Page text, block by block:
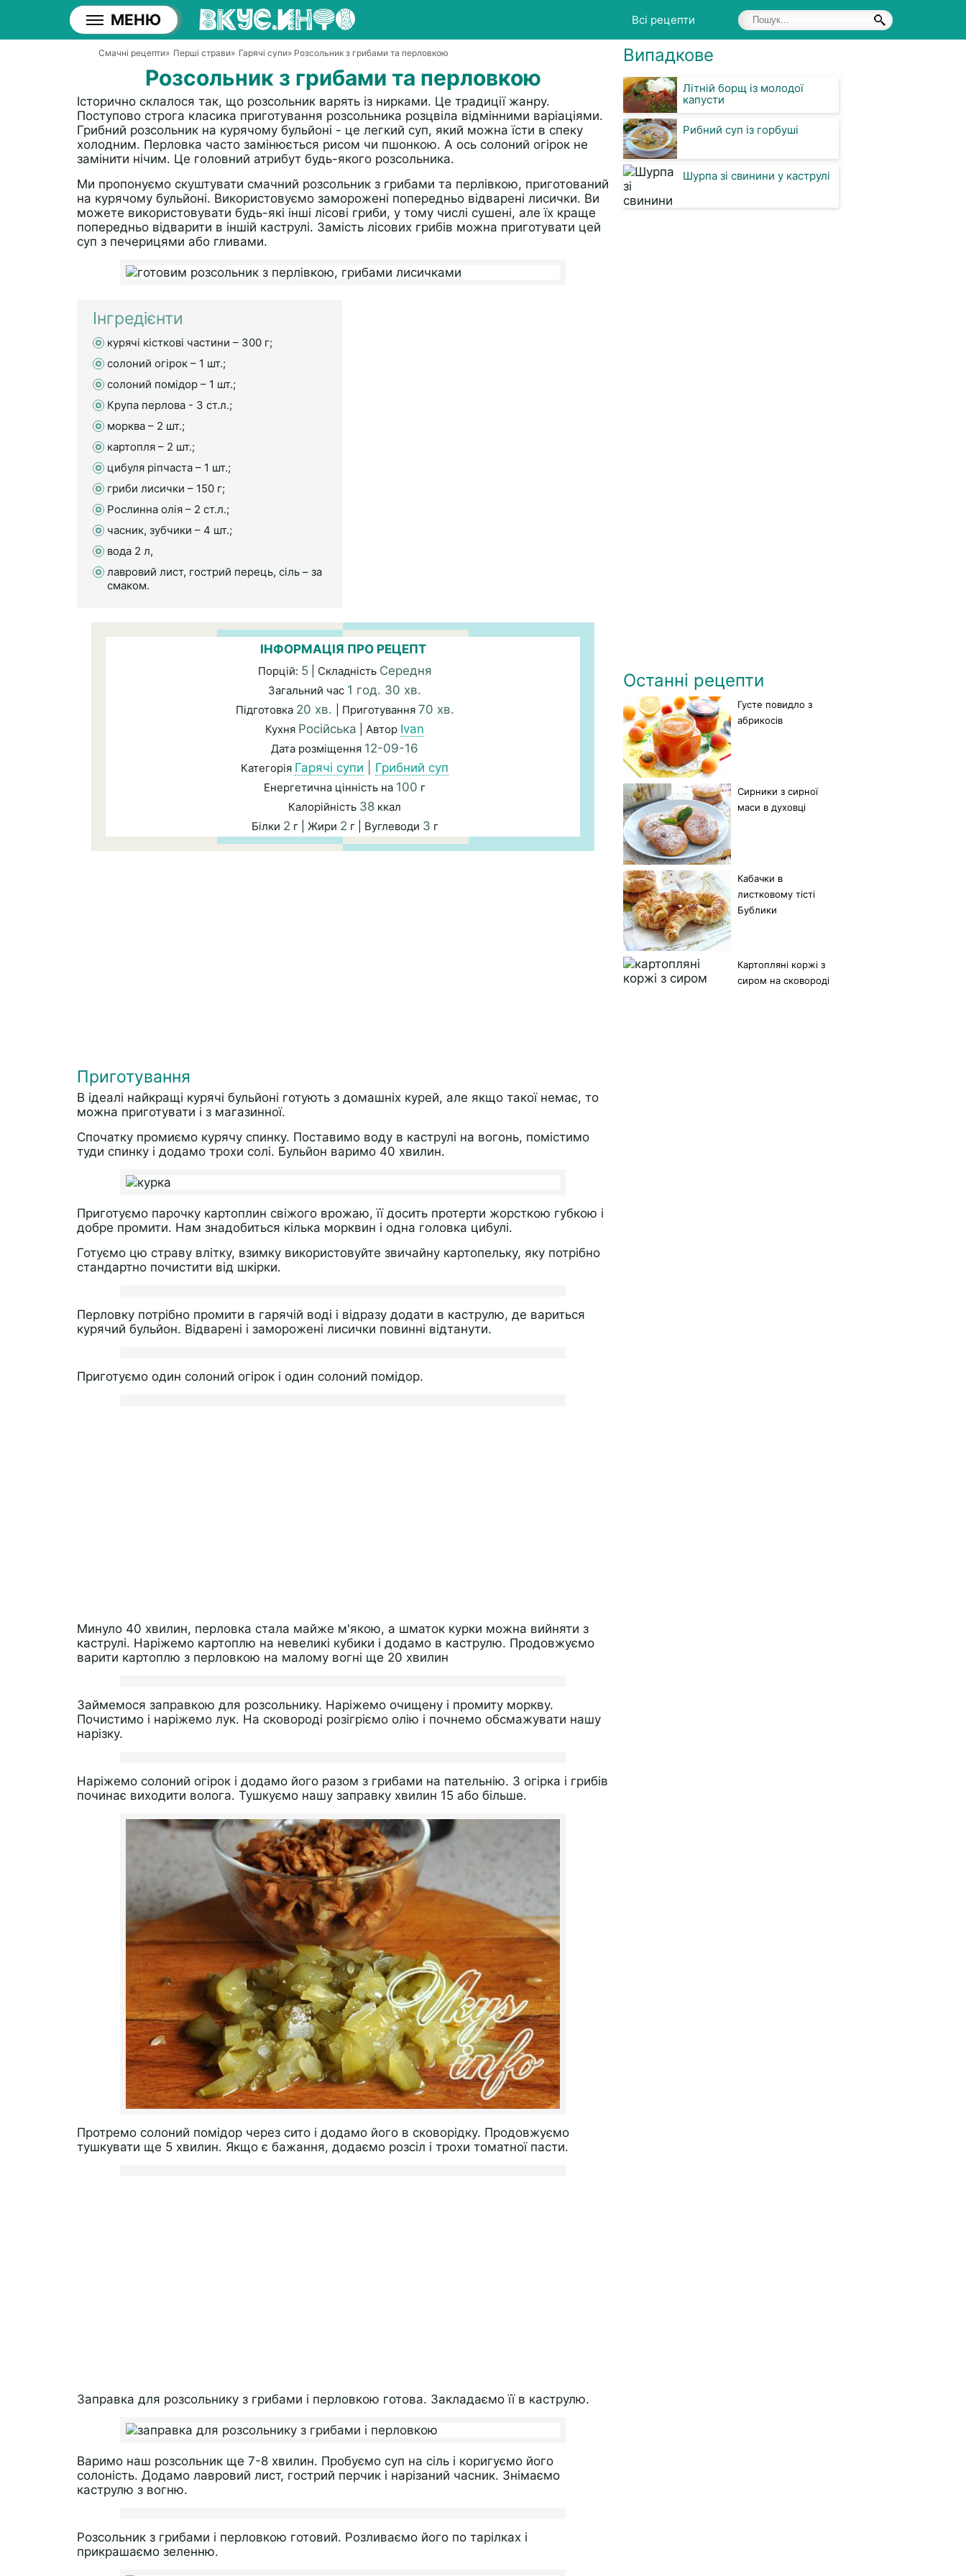
МЕНЮ Всі рецепти
Смачні рецепти» Перші страви» Гарячі супи» Розсольник з грибами та перловкою
Розсольник з грибами та перловкою
Історично склалося так, що розсольник варять із нирками. Це традиції жанру.
Поступово строга класика приготування розсольника розцвіла відмінними варіаціями.
Грибний розсольник на курячому бульйоні - це легкий суп, який можна їсти в спеку
холодним. Перловка часто замінюється рисом чи пшонкою. А ось солоний огірок не
замінити нічим. Це головний атрибут будь-якого розсольника.
Ми пропонуємо скуштувати смачний розсольник з грибами та перлівкою, приготований
на курячому бульйоні. Використовуємо заморожені попередньо відварені лисички. Ви
можете використовувати будь-які інші лісові гриби, у тому числі сушені, але їх краще
попередньо відварити в іншій каструлі. Замість лісових грибів можна приготувати цей
суп з печерицями або гливами.
Інгредієнти
курячі кісткові частини – 300 г;
солоний огірок – 1 шт.;
солоний помідор – 1 шт.;
Крупа перлова - 3 ст.л.;
морква – 2 шт.;
картопля – 2 шт.;
цибуля ріпчаста – 1 шт.;
гриби лисички – 150 г;
Рослинна олія – 2 ст.л.;
часник, зубчики – 4 шт.;
вода 2 л,
лавровий лист, гострий перець, сіль – за
смаком.
ІНФОРМАЦІЯ ПРО РЕЦЕПТ
Порцій: 5| Складність Середня
Загальний час 1 год. 30 хв.
Підготовка 20 хв. | Приготування 70 хв.
Кухня Російська | Автор Ivan
Дата розміщення 12-09-16
Категорія Гарячі супи Грибний суп
Енергетична цінність на 100 г
Калорійність 38 ккал
Білки 2 г | Жири 2 г | Вуглеводи 3 г
Приготування
В ідеалі найкращі курячі бульйоні готують з домашніх курей, але якщо такої немає, то
можна приготувати і з магазинної.
Спочатку промиємо курячу спинку. Поставимо воду в каструлі на вогонь, помістимо
туди спинку і додамо трохи солі. Бульйон варимо 40 хвилин.
Приготуємо парочку картоплин свіжого врожаю, її досить протерти жорсткою губкою і
добре промити. Нам знадобиться кілька морквин і одна головка цибулі.
Готуємо цю страву влітку, взимку використовуйте звичайну картопельку, яку потрібно
стандартно почистити від шкірки.
Перловку потрібно промити в гарячій воді і відразу додати в каструлю, де вариться
курячий бульйон. Відварені і заморожені лисички повинні відтанути.
Приготуємо один солоний огірок і один солоний помідор.
Минуло 40 хвилин, перловка стала майже м'якою, а шматок курки можна вийняти з
каструлі. Наріжемо картоплю на невеликі кубики і додамо в каструлю. Продовжуємо
варити картоплю з перловкою на малому вогні ще 20 хвилин
Займемося заправкою для розсольнику. Наріжемо очищену і промиту моркву.
Почистимо і наріжемо лук. На сковороді розігріємо олію і почнемо обсмажувати нашу
нарізку.
Наріжемо солоний огірок і додамо його разом з грибами на пательнію. З огірка і грибів
починає виходити волога. Тушкуємо нашу заправку хвилин 15 або більше.
Протремо солоний помідор через сито і додамо його в сковорідку. Продовжуємо
тушкувати ще 5 хвилин. Якщо є бажання, додаємо розсіл і трохи томатної пасти.
Заправка для розсольнику з грибами і перловкою готова. Закладаємо її в каструлю.
Варимо наш розсольник ще 7-8 хвилин. Пробуємо суп на сіль і коригуємо його
солоність. Додамо лавровий лист, гострий перчик і нарізаний часник. Знімаємо
каструлю з вогню.
Розсольник з грибами і перловкою готовий. Розливаємо його по тарілках і
прикрашаємо зеленню.
Випадкове
Літній борщ із молодої
капусти
Рибний суп із горбуші
Шурпа зі свинини у каструлі
Останні рецепти
Густе повидло з
абрикосів
Сирники з сирної
маси в духовці
Кабачки в
листковому тісті
Бублики
Картопляні коржі з
сиром на сковороді